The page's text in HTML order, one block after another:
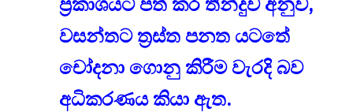
වසන්තට ත්‍රස්ත පනත යටතේ
චෝදනා ගොනු කිරීම වැරදි බව
අධිකරණය කියා ඇත.